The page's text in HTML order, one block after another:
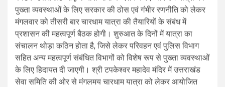
पुख्ता व्यवस्थाओं के लिए सरकार की ठोस एवं गंभीर रणनीति को लेकर
मंगलवार को तीसरी बार चारधाम यात्रा की तैयारियों के संबंध में
प्रशासन की महत्वपूर्ण बैठक होगी। शुरुआत के दिनों में यात्रा का
संचालन थोड़ा कठिन होता है, जिसे लेकर परिवहन एवं पुलिस विभाग
सहित अन्य महत्वपूर्ण संबंधित विभागों को विशेष रूप से पुख्ता व्यवस्थाओं
के लिए हिदायत दी जाएगी। श्री टपकेश्वर महादेव मंदिर में उत्तराखंड
सेवा समिति की ओर से मंगलमय चारधाम यात्रा को लेकर आयोजित